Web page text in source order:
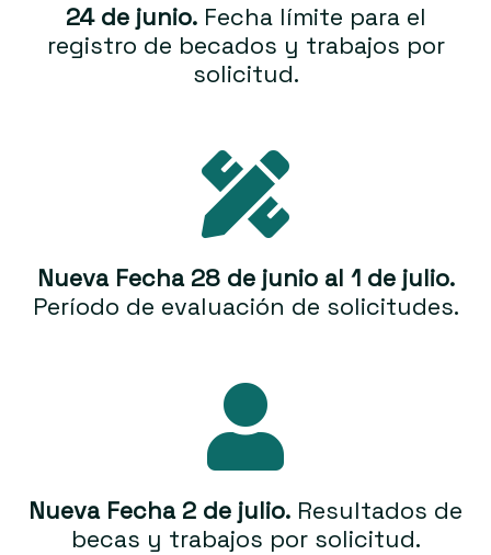
24 de junio.Fecha límite para el
registro de becados y trabajos por
solicitud.
Nueva Fecha 28 de junio al 1 de julio.
Período de evaluación de solicitudes.
Nueva Fecha 2 de julio. Resultados de
becas y trabajos por solicitud.